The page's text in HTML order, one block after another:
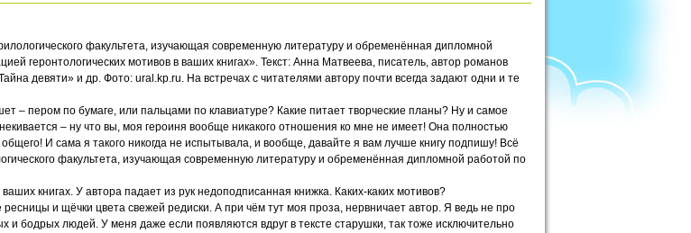
факультета, изучающая современную литературу и обременённая дипломной
геронтологических мотивов в ваших книгах». Текст: Анна Матвеева, писатель, автор романов
девяти» и др. Фото: ural.kp.ru. На встречах с читателями автору почти всегда задают одни и те
– пером по бумаге, или пальцами по клавиатуре? Какие питает творческие планы? Ну и самое
– ну что вы, моя героиня вообще никакого отношения ко мне не имеет! Она полностью
И сама я такого никогда не испытывала, и вообще, давайте я вам лучше книгу подпишу! Всё
факультета, изучающая современную литературу и обременённая дипломной работой по
книгах. У автора падает из рук недоподписанная книжка. Каких-каких мотивов?
и щёчки цвета свежей редиски. А при чём тут моя проза, нервничает автор. Я ведь не про
бодрых людей. У меня даже если появляются вдруг в тексте старушки, так тоже исключительно